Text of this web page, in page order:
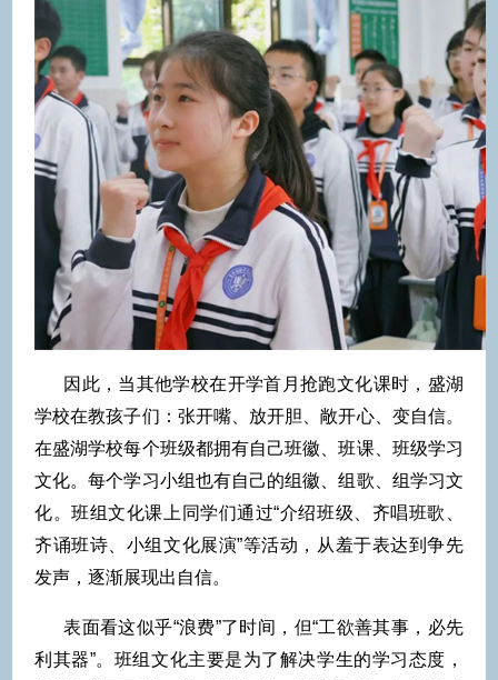
因此，当其他学校在开学首月抢跑文化课时，盛湖
学校在教孩子们：张开嘴、放开胆、敞开心、变自信。
在盛湖学校每个班级都拥有自己班徽、班课、班级学习
文化。每个学习小组也有自己的组徽、组歌、组学习文
化。班组文化课上同学们通过“介绍班级、齐唱班歌、
齐诵班诗、小组文化展演”等活动，从羞于表达到争先
发声，逐渐展现出自信。
表面看这似乎“浪费”了时间，但“工欲善其事，必先
利其器”。班组文化主要是为了解决学生的学习态度，